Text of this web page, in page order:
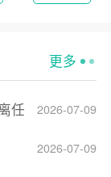
更多
2026-07-09
任
2026-07-09